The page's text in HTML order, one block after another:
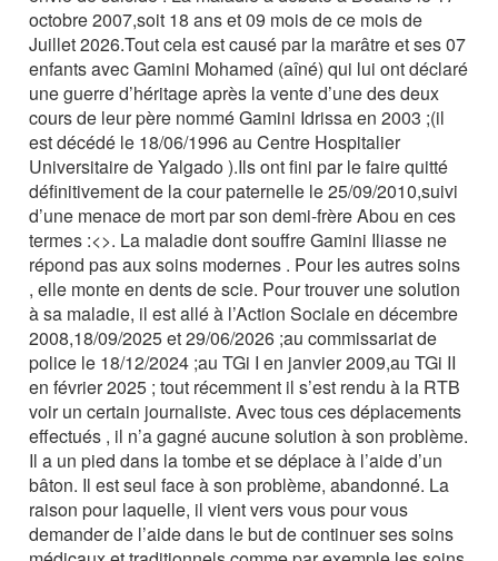
octobre 2007,soit 18 ans et 09 mois de ce mois de
Juillet 2026.Tout cela est causé par la marâtre et ses 07
enfants avec Gamini Mohamed (aîné) qui lui ont déclaré
une guerre d’héritage après la vente d’une des deux
cours de leur père nommé Gamini Idrissa en 2003 ;(il
est décédé le 18/06/1996 au Centre Hospitalier
Universitaire de Yalgado ).Ils ont fini par le faire quitté
définitivement de la cour paternelle le 25/09/2010,suivi
d’une menace de mort par son demi-frère Abou en ces
termes :<>. La maladie dont souffre Gamini Iliasse ne
répond pas aux soins modernes . Pour les autres soins
, elle monte en dents de scie. Pour trouver une solution
à sa maladie, il est allé à l’Action Sociale en décembre
2008,18/09/2025 et 29/06/2026 ;au commissariat de
police le 18/12/2024 ;au TGi I en janvier 2009,au TGi II
en février 2025 ; tout récemment il s’est rendu à la RTB
voir un certain journaliste. Avec tous ces déplacements
effectués , il n’a gagné aucune solution à son problème.
Il a un pied dans la tombe et se déplace à l’aide d’un
bâton. Il est seul face à son problème, abandonné. La
raison pour laquelle, il vient vers vous pour vous
demander de l’aide dans le but de continuer ses soins